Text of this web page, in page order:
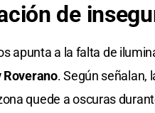
de
apunta a la falta de
. Según señalan,
quede a oscuras